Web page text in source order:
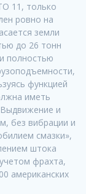
11, только
ровно на
земли
до 26 тонн
полностью
функцией
иметь
и
без вибрации и
смазки»,
штока
фрахта,
американских